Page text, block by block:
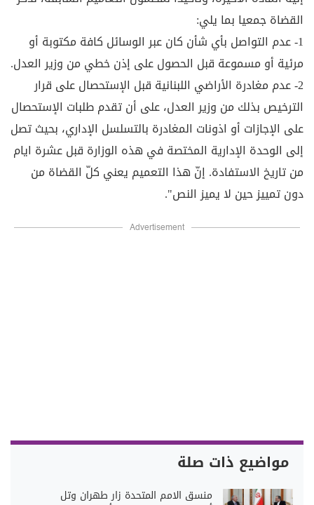
القضاة جمعيا بما يلي:
1- عدم التواصل بأي شأن كان عبر الوسائل كافة مكتوبة أو
مرئية أو مسموعة قبل الحصول على إذن خطي من وزير العدل.
2- عدم مغادرة الأراضي اللبنانية قبل الإستحصال على قرار
الترخيص بذلك من وزير العدل، على أن تقدم طلبات الإستحصال
على الإجازات أو اذونات المغادرة بالتسلسل الإداري، بحيث تصل
إلى الوحدة الإدارية المختصة في هذه الوزارة قبل عشرة ايام
من تاريخ الاستفادة. إنّ هذا التعميم يعني كلّ القضاة من
دون تمييز حين لا يميز النص".
Advertisement
مواضيع ذات صلة
منسق الامم المتحدة زار طهران وتل